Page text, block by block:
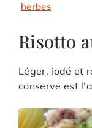
herbes
Risotto
Léger, iodé et
conserve est